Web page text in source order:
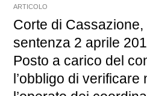
ARTICOLO
Corte di Cassazione,
sentenza 2 aprile
Posto a carico del
l’obbligo di verificare